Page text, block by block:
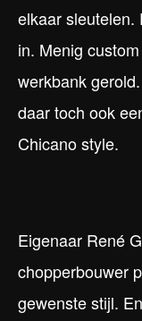
elkaar sleutelen.
in. Menig
werkbank
daar toch ook
Chicano style.
Eigenaar René
chopperbouwer
gewenste stijl.